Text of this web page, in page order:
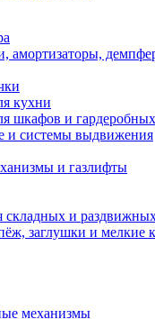
амортизаторы,
кухни
шкафов и гардеробных
и системы выдвижения
и газлифты
складных и
заглушки и мелкие
механизмы